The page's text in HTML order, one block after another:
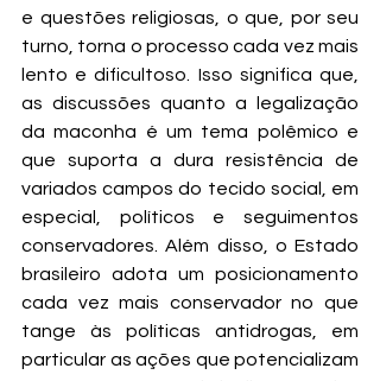
e questões religiosas, o que, por seu
turno, torna o processo cada vez mais
lento e dificultoso. Isso significa que,
as discussões quanto a legalização
da maconha é um tema polêmico e
que suporta a dura resistência de
variados campos do tecido social, em
especial, políticos e seguimentos
conservadores. Além disso, o Estado
brasileiro adota um posicionamento
cada vez mais conservador no que
tange às políticas antidrogas, em
particular as ações que potencializam